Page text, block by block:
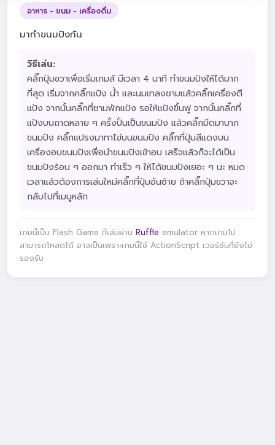
อาหาร - ขนม - เครื่องดื่ม
มาทำขนมปังกัน
วิธีเล่น:
คลิ๊กปุ่มขวาเพื่อเริ่มเกมส์ มีเวลา 4 นาที ทำขนมปังให้ได้มาก
ที่สุด เริ่มจากคลิ๊กแป้ง น้ำ และนมเทลงชามแล้วคลิ๊กเครื่องตี
แป้ง จากนั้นคลิ๊กที่ชามพักแป้ง รอให้แป้งขึ้นฟู จากนั้นคลิ๊กที่
แป้งบนถาดหลาย ๆ ครั้งปั้นเป็นขนมปัง แล้วคลิ๊กมีดมาบาก
ขนมปัง คลิ๊กแปรงมาทาไข่บนขนมปัง คลิ๊กที่ปุ่มสีแดงบน
เครื่องอบขนมปังเพื่อนำขนมปังเข้าอบ เสร็จแล้วก็จะได้เป็น
ขนมปังร้อน ๆ ออกมา ทำเร็ว ๆ ให้ได้ขนมปังเยอะ ๆ นะ หมด
เวลาแล้วต้องการเล่นใหม่คลิ๊กที่ปุ่มอันซ้าย ถ้าคลิ๊กปุ่มขวาจะ
กลับไปที่เมนูหลัก
เกมนี้เป็น Flash Game ที่เล่นผ่าน Ruffle emulator หากเกมไม่
สามารถโหลดได้ อาจเป็นเพราะเกมนี้ใช้ ActionScript เวอร์ชันที่ยังไม่
รองรับ